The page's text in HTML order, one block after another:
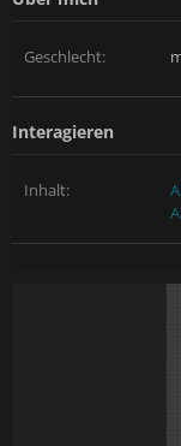
Geschlecht:
Interagieren
Inhalt: